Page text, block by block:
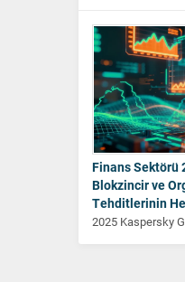
Finans Sektörü
Blokzincir ve
Tehditlerinin
2025 Kaspersky